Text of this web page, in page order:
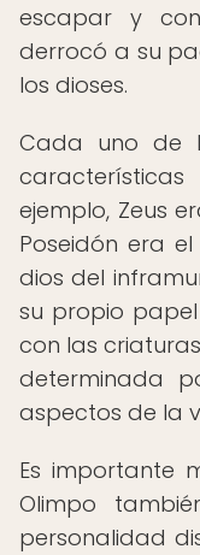
escapar y
derrocó a su
los dioses.
Cada uno de
ejemplo, Zeus
Poseidón era
dios del
su propio
con las
determinada
aspectos de la
Es importante
Olimpo
personalidad